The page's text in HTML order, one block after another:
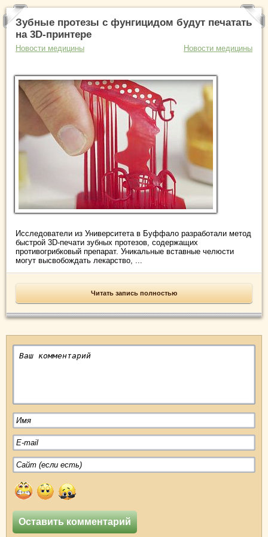
Зубные протезы с фунгицидом будут печатать
на 3D-принтере
Новости медицины Новости медицины
Исследователи из Университета в Буффало разработали метод
быстрой 3D-печати зубных протезов, содержащих
противогрибковый препарат. Уникальные вставные челюсти
могут высвобождать лекарство, ...
Читать запись полностью